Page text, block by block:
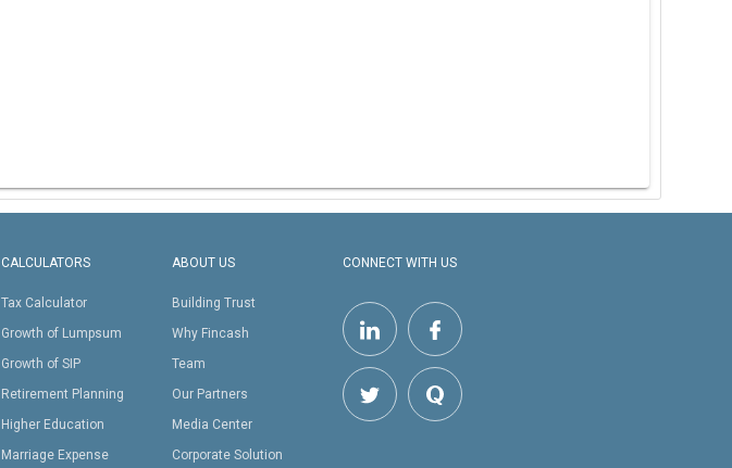
CALCULATORS
Tax Calculator
Growth of Lumpsum
Growth of SIP
Retirement Planning
Higher Education
Marriage Expense
ABOUT US
Building Trust
Why Fincash
Team
Our Partners
Media Center
Corporate Solution
CONNECT WITH US